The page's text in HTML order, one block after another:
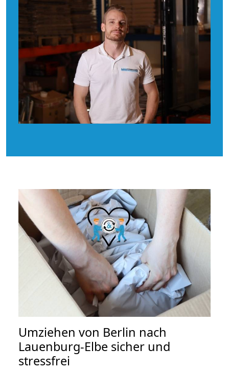
Umziehen von Berlin nach
Lauenburg-Elbe sicher und
stressfrei